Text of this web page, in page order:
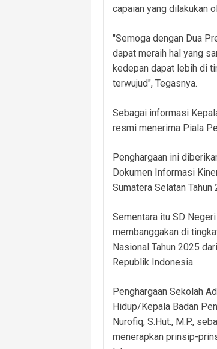
capaian yang dilakukan
"Semoga dengan Dua
dapat meraih hal yang
kedepan dapat lebih di
terwujud", Tegasnya.
Sebagai informasi
resmi menerima Piala
Penghargaan ini
Dokumen Informasi
Sumatera Selatan
Sementara itu SD
membanggakan di
Nasional Tahun 2025
Republik Indonesia.
Penghargaan Sekolah
Hidup/Kepala Badan
Nurofiq, S.Hut., M.P.,
menerapkan prinsip-